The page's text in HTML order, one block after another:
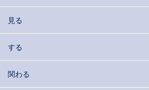
見る
する
関わる